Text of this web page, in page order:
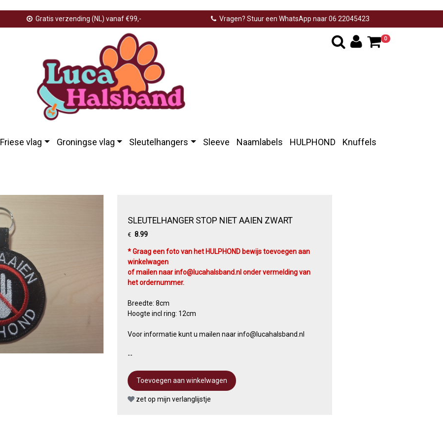
Gratis verzending (NL) vanaf €99,- Vragen? Stuur een WhatsApp naar 06 22045423
0
Friese vlag Groningse vlag Sleutelhangers Sleeve Naamlabels HULPHOND Knuffels
SLEUTELHANGER STOP NIET AAIEN ZWART
€ 8.99
* Graag een foto van het HULPHOND bewijs toevoegen aan
winkelwagen
of mailen naar info@lucahalsband.nl onder vermelding van
het ordernummer.
Breedte: 8cm
Hoogte incl ring: 12cm
Voor informatie kunt u mailen naar info@lucahalsband.nl
--
zet op mijn verlanglijstje